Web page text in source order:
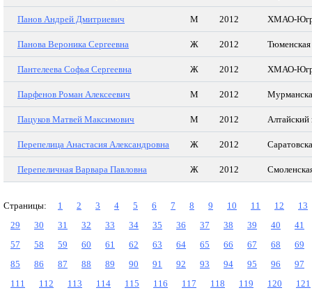
Панов Андрей Дмитриевич М 2012 ХМАО-
Панова Вероника Сергеевна Ж 2012 Тюменская
Пантелеева Софья Сергеевна Ж 2012 ХМАО-
Парфенов Роман Алексеевич М 2012
Пацуков Матвей Максимович М 2012 Алтайский
Перепелица Анастасия Александровна Ж 2012
Перепеличная Варвара Павловна Ж 2012
Страницы: 1 2 3 4 5 6 7 8 9 10 11 12
13
29
30 31 32 33 34 35 36 37 38 39 40
41
57
58 59 60 61 62 63 64 65 66 67 68
69
85
86 87 88 89 90 91 92 93 94 95 96
97
111
112 113 114 115 116 117 118 119 120
121